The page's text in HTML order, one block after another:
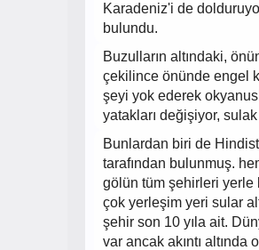
Karadeniz'i de
bulundu.
Buzulların altındaki,
çekilince önünde engel
şeyi yok ederek
yatakları değişiyor,
Bunlardan biri de
tarafından bulunmuş.
gölün tüm şehirleri yerle
çok yerleşim yeri sular
şehir son 10 yıla ait.
var ancak akıntı